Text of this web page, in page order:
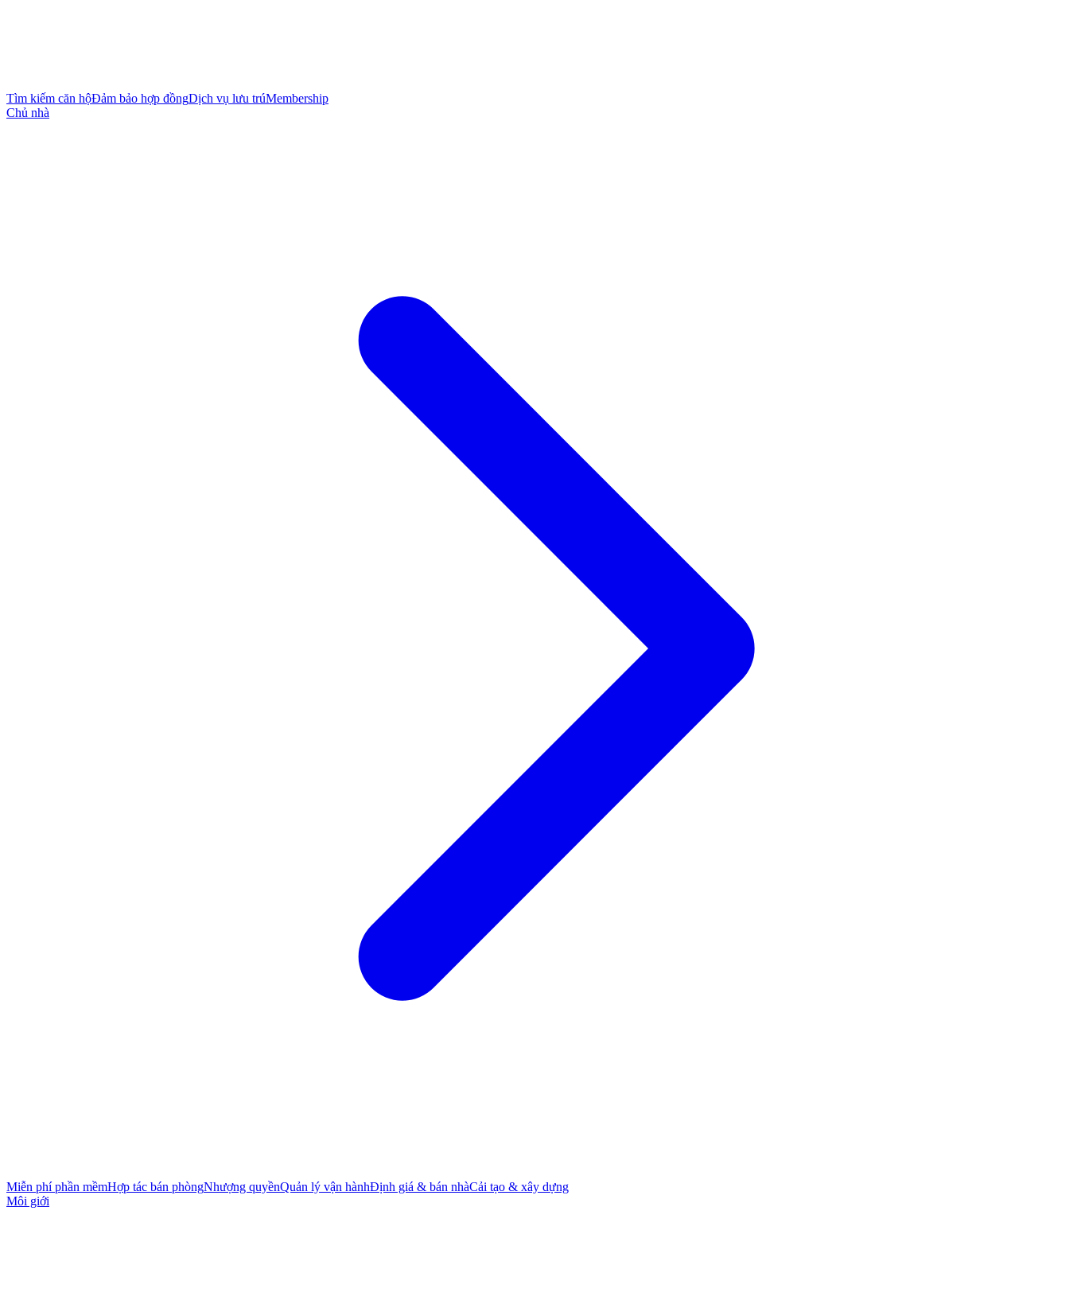
Tìm kiếm căn hộĐảm bảo hợp đồngDịch vụ lưu trúMembership
Chủ nhà
Miễn phí phần mềmHợp tác bán phòngNhượng quyềnQuản lý vận hànhĐịnh giá & bán nhàCải tạo & xây dựng
Môi giới